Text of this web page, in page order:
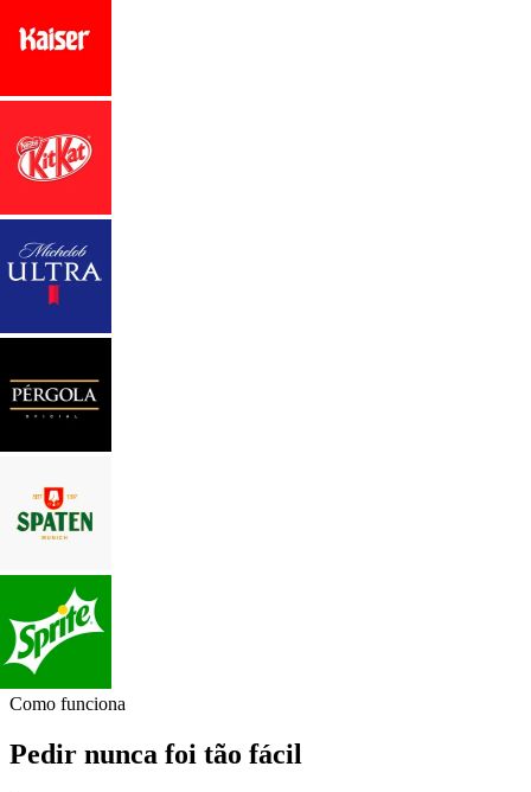
Como funciona
Pedir nunca foi tão fácil